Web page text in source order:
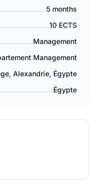
5 months
10 ECTS
Management
Management
Alexandrie, Égypte
Égypte